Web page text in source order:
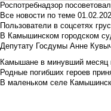
Роспотребнадзор
Все новости по теме
Пользователи в соцсетях
В Камышинском городском
Депутату Госдумы Анне
Камышане в минувший месяц
Родные погибших героев
В маленьком селе